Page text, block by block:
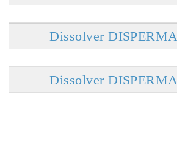
Dissolver
Dissolver